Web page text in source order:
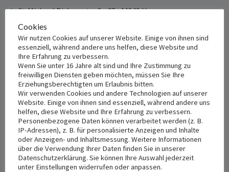
‎in St.Michael Bickernstraße 25, 44649 Herne
+ Add to Google Calendar + Add to iCalendar
DETAILS
Date:
März 14, 2025
Time:
7:00 pm - 9:00 pm
VENUE
St. Michael
Bickernstraße25
Herne, 44649Deutschland +
Google Map
Cookies
Wir nutzen Cookies auf unserer Website. Einige von ihnen sind
essenziell, während andere uns helfen, diese Website und
Ihre Erfahrung zu verbessern.
Wenn Sie unter 16 Jahre alt sind und Ihre Zustimmung zu
freiwilligen Diensten geben möchten, müssen Sie Ihre
Erziehungsberechtigten um Erlaubnis bitten.
Wir verwenden Cookies und andere Technologien auf unserer
Website. Einige von ihnen sind essenziell, während andere uns
helfen, diese Website und Ihre Erfahrung zu verbessern.
Personenbezogene Daten können verarbeitet werden (z. B.
IP-Adressen), z. B. für personalisierte Anzeigen und Inhalte
oder Anzeigen- und Inhaltsmessung. Weitere Informationen
über die Verwendung Ihrer Daten finden Sie in unserer
Datenschutzerklärung. Sie können Ihre Auswahl jederzeit
unter Einstellungen widerrufen oder anpassen.